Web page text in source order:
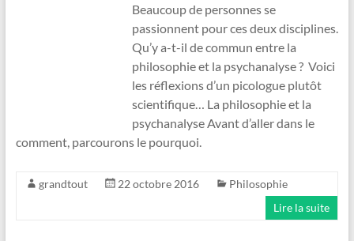
Beaucoup de personnes se
passionnent pour ces deux disciplines.
Qu’y a-t-il de commun entre la
philosophie et la psychanalyse ? Voici
les réflexions d’un picologue plutôt
scientifique… La philosophie et la
psychanalyse Avant d’aller dans le
comment, parcourons le pourquoi.
grandtout 22 octobre 2016
Philosophie
Lire la suite